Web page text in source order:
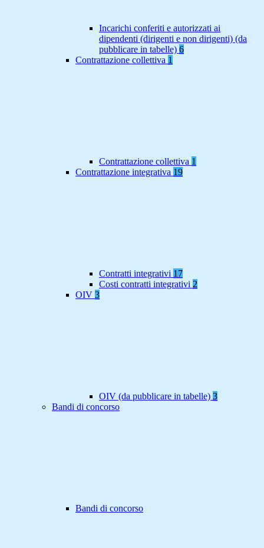
Incarichi conferiti e autorizzati ai
dipendenti (dirigenti e non dirigenti) (da
pubblicare in tabelle) 6
Contrattazione collettiva 1
Contrattazione collettiva 1
Contrattazione integrativa 19
Contratti integrativi 17
Costi contratti integrativi 2
OIV 3
OIV (da pubblicare in tabelle) 3
Bandi di concorso
Bandi di concorso